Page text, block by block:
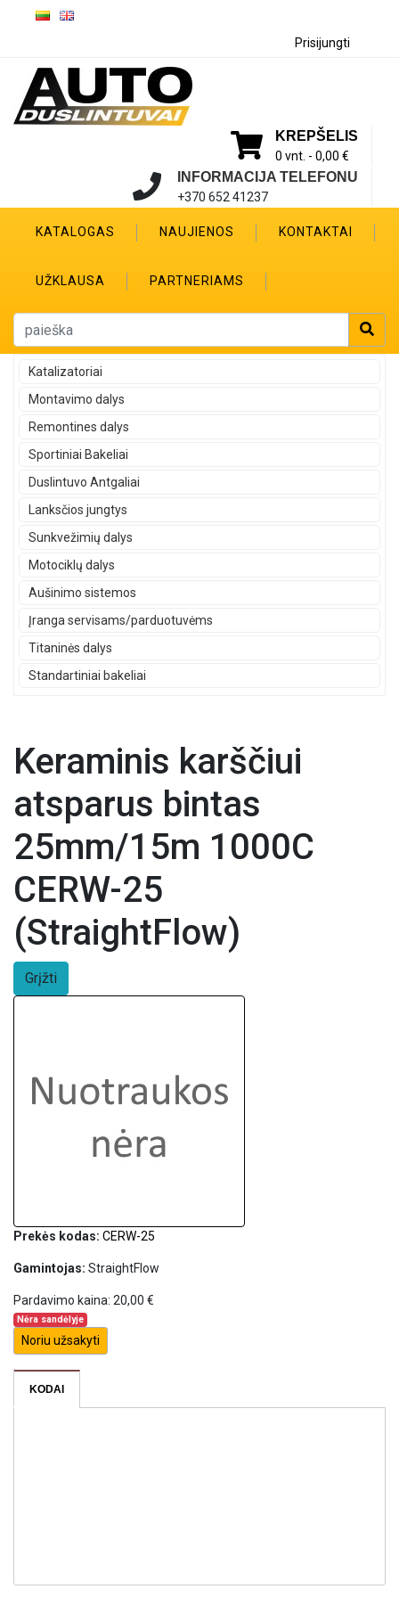
Prisijungti
KREPŠELIS
0 vnt. - 0,00 €
INFORMACIJA TELEFONU
+370 652 41237
KATALOGAS NAUJIENOS KONTAKTAI
UŽKLAUSA PARTNERIAMS
Katalizatoriai
Montavimo dalys
Remontines dalys
Sportiniai Bakeliai
Duslintuvo Antgaliai
Lanksčios jungtys
Sunkvežimių dalys
Motociklų dalys
Aušinimo sistemos
Įranga servisams/parduotuvėms
Titaninės dalys
Standartiniai bakeliai
Keraminis karščiui
atsparus bintas
25mm/15m 1000C
CERW-25
(StraightFlow)
Grįžti
Prekės kodas: CERW-25
Gamintojas: StraightFlow
Pardavimo kaina: 20,00 €
Nėra sandėlyje
Noriu užsakyti
KODAI